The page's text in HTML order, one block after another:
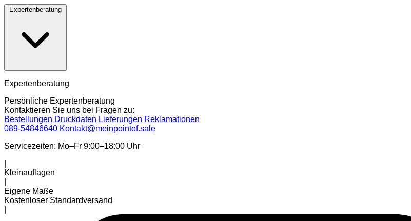
Expertenberatung
Expertenberatung
Persönliche Expertenberatung
Kontaktieren Sie uns bei Fragen zu:
Bestellungen Druckdaten Lieferungen Reklamationen
089-54846640 Kontakt@meinpointof.sale
Servicezeiten: Mo–Fr 9:00–18:00 Uhr
Kleinauflagen
Eigene Maße
Kostenloser Standardversand